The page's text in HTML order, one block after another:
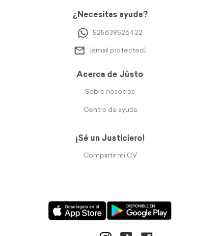
¿Necesitas ayuda?
525639526422
[email protected]
Acerca de Jüsto
Sobre nosotros
Centro de ayuda
¡Sé un Justiciero!
Compartir mi CV